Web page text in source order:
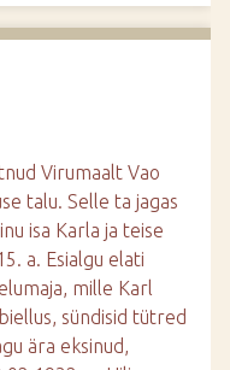
Virumaalt Vao
talu. Selle ta jagas
isa Karla ja teise
a. Esialgu elati
mille Karl
sündisid tütred
ära eksinud,